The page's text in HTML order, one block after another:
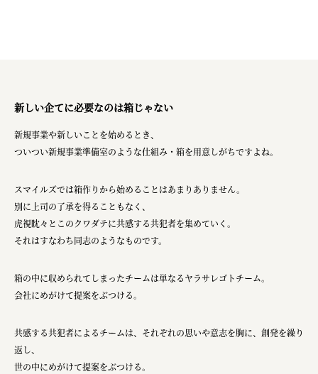
新しい企てに必要なのは箱じゃない
新規事業や新しいことを始めるとき、
ついつい新規事業準備室のような仕組み・箱を用意しがちですよね。
スマイルズでは箱作りから始めることはあまりありません。
別に上司の了承を得ることもなく、
虎視眈々とこのクワダテに共感する共犯者を集めていく。
それはすなわち同志のようなものです。
箱の中に収められてしまったチームは単なるヤラサレゴトチーム。
会社にめがけて提案をぶつける。
共感する共犯者によるチームは、それぞれの思いや意志を胸に、創発を繰り
返し、
世の中にめがけて提案をぶつける。